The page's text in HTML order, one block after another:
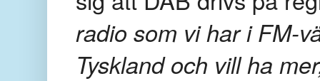
radio som vi har i FM-
Tyskland och vill ha